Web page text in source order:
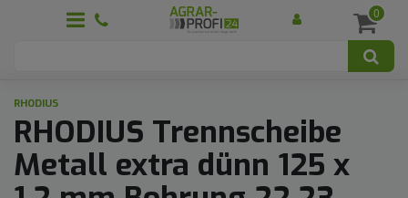
0
RHODIUS
RHODIUS Trennscheibe
Metall extra dünn 125 x